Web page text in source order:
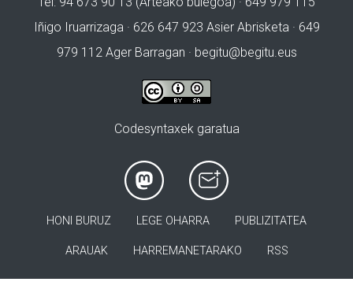
Iñigo Iruarrizaga · 626 647 923 Asier Abrisketa · 649
979 112 Ager Barragan · begitu@begitu.eus
Codesyntaxek garatua
HONI BURUZ LEGE OHARRA PUBLIZITATEA
ARAUAK HARREMANETARAKO RSS